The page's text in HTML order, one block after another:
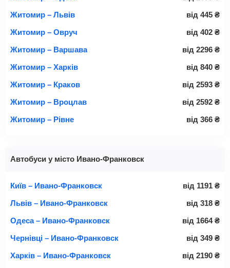
Житомир – Львів
від 445 ₴
Житомир – Овруч
від 402 ₴
Житомир – Варшава
від 2296 ₴
Житомир – Харків
від 840 ₴
Житомир – Краков
від 2593 ₴
Житомир – Вроцлав
від 2592 ₴
Житомир – Рівне
від 366 ₴
Автобуси у місто Ивано-Франковск
Київ – Ивано-Франковск від 1191 ₴
Львів – Ивано-Франковск
від 318 ₴
Одеса – Ивано-Франковск
від 1664 ₴
Чернівці – Ивано-Франковск
від 349 ₴
Харків – Ивано-Франковск
від 2190 ₴